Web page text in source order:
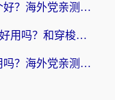
穿梭和海龟哪个好？海外党亲测回国加速器，附电脑免费VPN推荐
Quickback VPN好用吗？和穿梭VPN对比哪个回国效果更好？海外党必看的真实测评与选择指南
穿梭和快喵好用吗？海外党亲测3款回国加速器，附日本回国VPN避坑指南